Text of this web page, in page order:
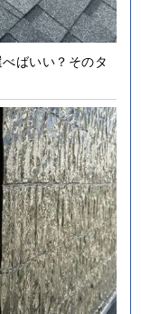
ばいい？そのタ